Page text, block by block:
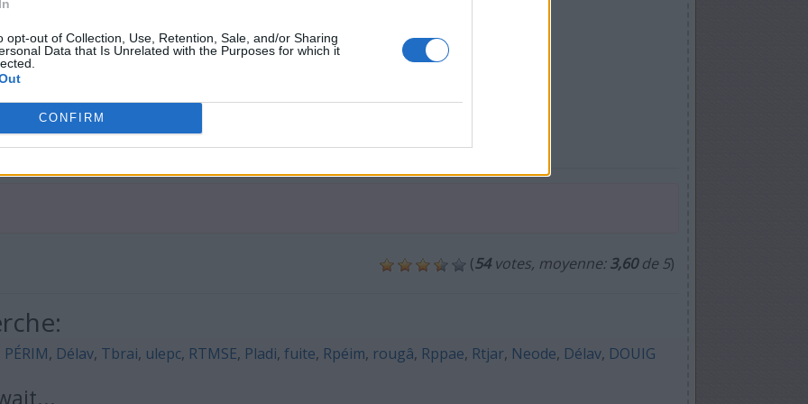
opt-out of Collection, Use, Retention, Sale, and/or Sharing
Data that Is Unrelated with the Purposes for which it
CONFIRM
(54votes, moyenne:3,60de 5)
PÉRIM, Délav, Tbrai, ulepc, RTMSE, Pladi, fuite, Rpéim, rougâ, Rppae, Rtjar, Neode, Délav, DOUIG